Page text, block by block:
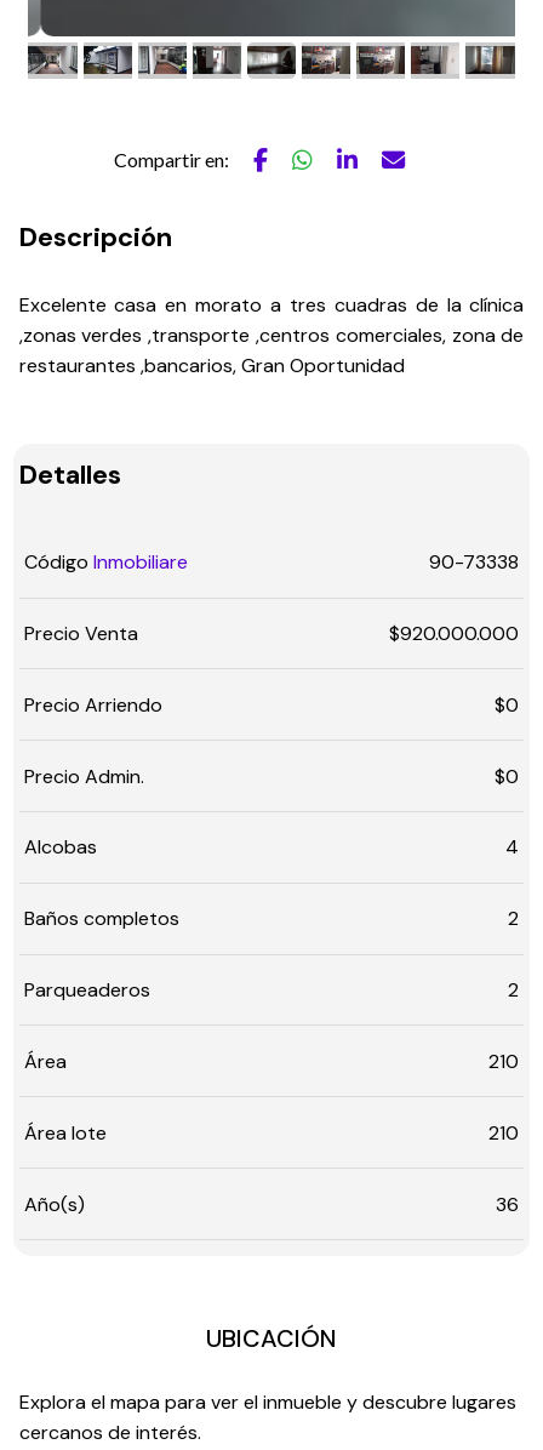
Compartir en:
Descripción
Excelente casa en morato a tres cuadras de la clínica
,zonas verdes ,transporte ,centros comerciales, zona de
restaurantes ,bancarios, Gran Oportunidad
Detalles
Código Inmobiliare 90-73338
Precio Venta $920.000.000
Precio Arriendo $0
Precio Admin. $0
Alcobas 4
Baños completos 2
Parqueaderos 2
Área 210
Área lote 210
Año(s) 36
UBICACIÓN
Explora el mapa para ver el inmueble y descubre lugares
cercanos de interés.